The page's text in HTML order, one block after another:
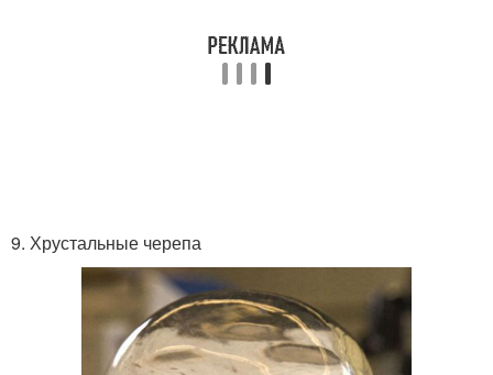
9. Хрустальные черепа